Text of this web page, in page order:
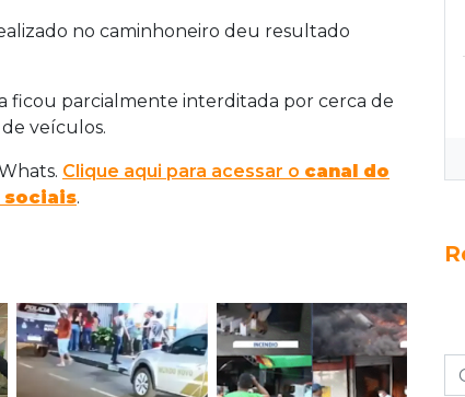
no caminhoneiro deu resultado
ficou parcialmente interditada por cerca de
veículos.
Clique aqui para acessar o canal do
sociais.